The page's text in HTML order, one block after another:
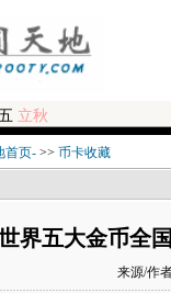
立秋
首页- >> 币卡收藏
界五大金币全
来源/作